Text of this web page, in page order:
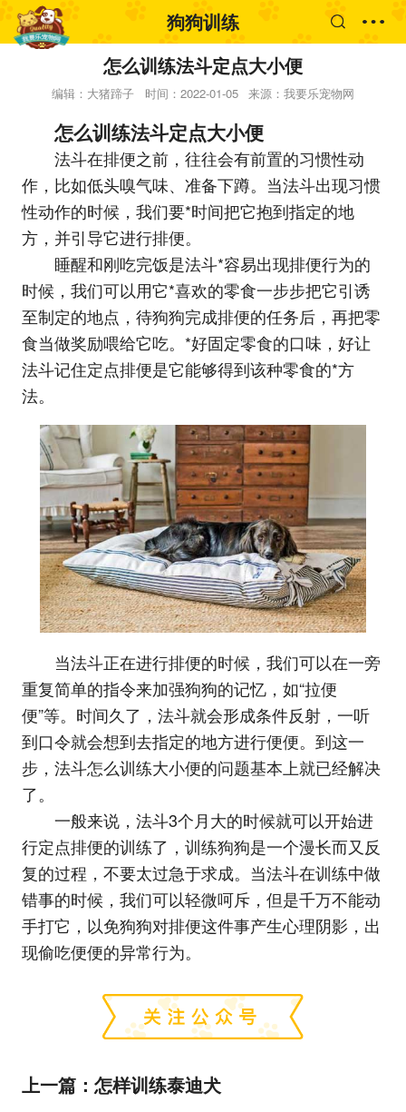
狗狗训练
怎么训练法斗定点大小便
编辑：大猪蹄子 时间：2022-01-05 来源：我要乐宠物网
怎么训练法斗定点大小便
法斗在排便之前，往往会有前置的习惯性动
作，比如低头嗅气味、准备下蹲。当法斗出现习惯
性动作的时候，我们要*时间把它抱到指定的地
方，并引导它进行排便。
睡醒和刚吃完饭是法斗*容易出现排便行为的
时候，我们可以用它*喜欢的零食一步步把它引诱
至制定的地点，待狗狗完成排便的任务后，再把零
食当做奖励喂给它吃。*好固定零食的口味，好让
法斗记住定点排便是它能够得到该种零食的*方
法。
当法斗正在进行排便的时候，我们可以在一旁
重复简单的指令来加强狗狗的记忆，如“拉便
便”等。时间久了，法斗就会形成条件反射，一听
到口令就会想到去指定的地方进行便便。到这一
步，法斗怎么训练大小便的问题基本上就已经解决
了。
一般来说，法斗3个月大的时候就可以开始进
行定点排便的训练了，训练狗狗是一个漫长而又反
复的过程，不要太过急于求成。当法斗在训练中做
错事的时候，我们可以轻微呵斥，但是千万不能动
手打它，以免狗狗对排便这件事产生心理阴影，出
现偷吃便便的异常行为。
上一篇： 怎样训练泰迪犬